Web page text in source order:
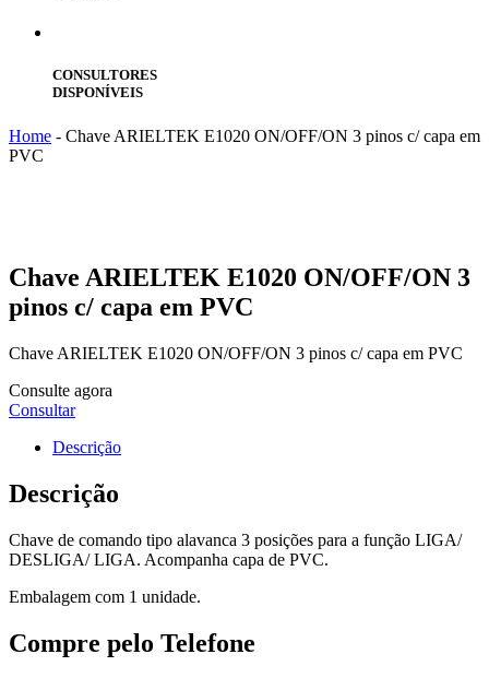
CONSULTORES
DISPONÍVEIS
Home - Chave ARIELTEK E1020 ON/OFF/ON 3 pinos c/ capa em
PVC
Chave ARIELTEK E1020 ON/OFF/ON 3
pinos c/ capa em PVC
Chave ARIELTEK E1020 ON/OFF/ON 3 pinos c/ capa em PVC
Consulte agora
Consultar
Descrição
Descrição
Chave de comando tipo alavanca 3 posições para a função LIGA/
DESLIGA/ LIGA. Acompanha capa de PVC.
Embalagem com 1 unidade.
Compre pelo Telefone